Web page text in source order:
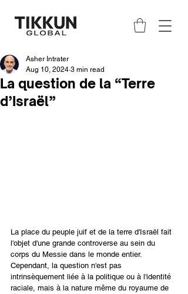
La question de la “Terre
d’Israël”
Asher Intrater
Aug 10, 2024 3 min read
La place du peuple juif et de la terre d'Israël fait
l'objet d'une grande controverse au sein du
corps du Messie dans le monde entier.
Cependant, la question n'est pas
intrinsèquement liée à la politique ou à l'identité
raciale, mais à la nature même du royaume de